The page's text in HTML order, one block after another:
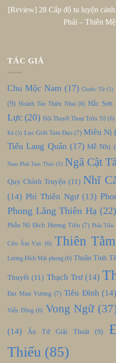
[Review] 28 Cấp độ tu luyện
Phái – Thiên
TÁC GIẢ
Chu Mộc Nam (17) Chước Tử (5)
(9) Hoành Tảo Thiên Nhai(6) Hắc Sơn
Lực (20) Hội Thuyết Thoại Trửu Tử(6)
Kê (5) Lục Giới Tam Đạo (7) Miêu Nị
Tiểu Lang Quân(17) Mễ Nhị
Nam Phái Tam Thúc(5) Ngã Cật
Quy Chính Truyện (11) Nhĩ
(14) Phi Thiên Ngư(13)
Phong Lăng Thiên Hạ (22)
Phẫn Nộ Đích Hương Tiêu (7) Phật Tiền
Cửu Âm Vực (6) Thiên
Lương Đích Mật phong(6) Thuần Tình
Thuyết (11) Thạch Trư(14)
Đại Mạn Vương (7) Tiêu Đỉnh (14)
Viễn Đồng(6) Vong Ngữ
(14) Ân Tứ Giải Thoát(9)
Thiếu (85)